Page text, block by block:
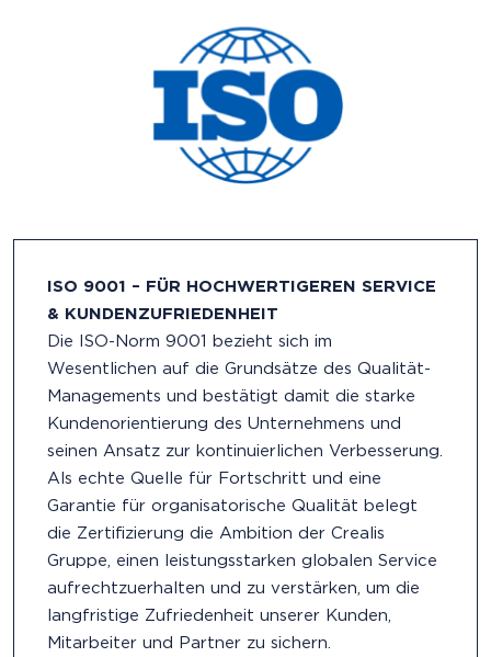
ISO 9001 – FÜR HOCHWERTIGEREN SERVICE
& KUNDENZUFRIEDENHEIT
Die ISO-Norm 9001 bezieht sich im
Wesentlichen auf die Grundsätze des Qualität-
Managements und bestätigt damit die starke
Kundenorientierung des Unternehmens und
seinen Ansatz zur kontinuierlichen Verbesserung.
Als echte Quelle für Fortschritt und eine
Garantie für organisatorische Qualität belegt
die Zertifizierung die Ambition der Crealis
Gruppe, einen leistungsstarken globalen Service
aufrechtzuerhalten und zu verstärken, um die
langfristige Zufriedenheit unserer Kunden,
Mitarbeiter und Partner zu sichern.